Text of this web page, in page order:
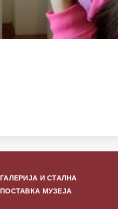
ГАЛЕРИЈА И СТАЛНА
ПОСТАВКА МУЗЕЈА